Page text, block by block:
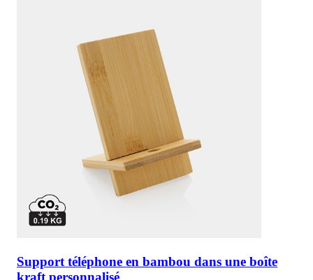
Support téléphone en bambou dans une boîte
kraft personnalisé